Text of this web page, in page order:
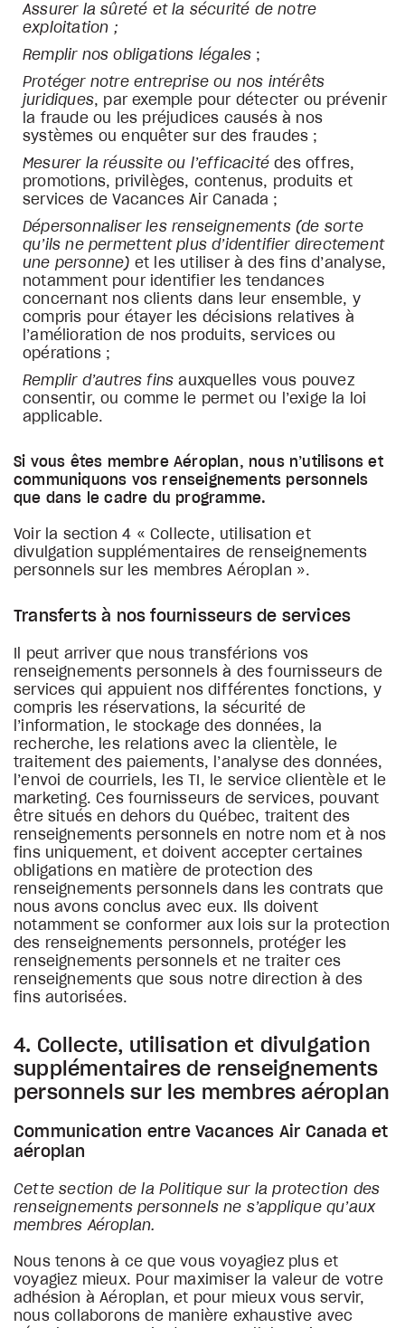
Assurer la sûreté et la sécurité de notre
exploitation ;
Remplir nos obligations légales ;
Protéger notre entreprise ou nos intérêts
juridiques, par exemple pour détecter ou prévenir
la fraude ou les préjudices causés à nos
systèmes ou enquêter sur des fraudes ;
Mesurer la réussite ou l’efficacité des offres,
promotions, privilèges, contenus, produits et
services de Vacances Air Canada ;
Dépersonnaliser les renseignements (de sorte
qu’ils ne permettent plus d’identifier directement
une personne) et les utiliser à des fins d’analyse,
notamment pour identifier les tendances
concernant nos clients dans leur ensemble, y
compris pour étayer les décisions relatives à
l’amélioration de nos produits, services ou
opérations ;
Remplir d’autres fins auxquelles vous pouvez
consentir, ou comme le permet ou l’exige la loi
applicable.
Si vous êtes membre Aéroplan, nous n’utilisons et
communiquons vos renseignements personnels
que dans le cadre du programme.
Voir la section 4 « Collecte, utilisation et
divulgation supplémentaires de renseignements
personnels sur les membres Aéroplan ».
Transferts à nos fournisseurs de services
Il peut arriver que nous transférions vos
renseignements personnels à des fournisseurs de
services qui appuient nos différentes fonctions, y
compris les réservations, la sécurité de
l’information, le stockage des données, la
recherche, les relations avec la clientèle, le
traitement des paiements, l’analyse des données,
l’envoi de courriels, les TI, le service clientèle et le
marketing. Ces fournisseurs de services, pouvant
être situés en dehors du Québec, traitent des
renseignements personnels en notre nom et à nos
fins uniquement, et doivent accepter certaines
obligations en matière de protection des
renseignements personnels dans les contrats que
nous avons conclus avec eux. Ils doivent
notamment se conformer aux lois sur la protection
des renseignements personnels, protéger les
renseignements personnels et ne traiter ces
renseignements que sous notre direction à des
fins autorisées.
4. Collecte, utilisation et divulgation
supplémentaires de renseignements
personnels sur les membres aéroplan
Communication entre Vacances Air Canada et
aéroplan
Cette section de la Politique sur la protection des
renseignements personnels ne s’applique qu’aux
membres Aéroplan.
Nous tenons à ce que vous voyagiez plus et
voyagiez mieux. Pour maximiser la valeur de votre
adhésion à Aéroplan, et pour mieux vous servir,
nous collaborons de manière exhaustive avec